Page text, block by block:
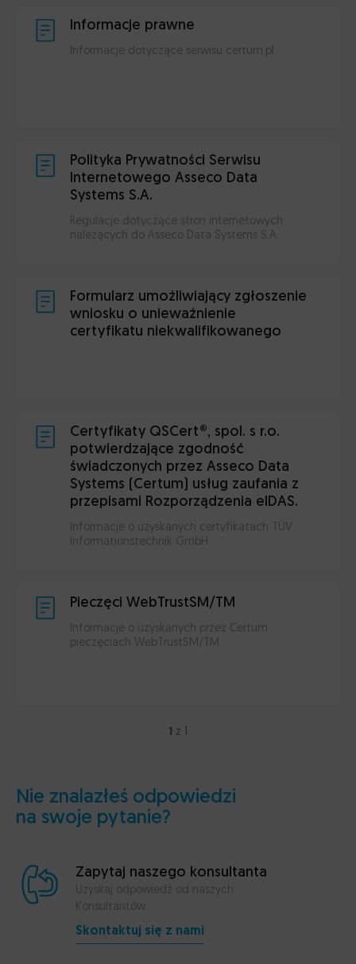
Informacje prawne
Informacje dotyczące serwisu certum.pl
Polityka Prywatności Serwisu
Internetowego Asseco Data
Systems S.A.
Regulacje dotyczące stron internetowych
należących do Asseco Data Systems S.A.
Formularz umożliwiający zgłoszenie
wniosku o unieważnienie
certyfikatu niekwalifikowanego
Certyfikaty QSCert®, spol. s r.o.
potwierdzające zgodność
świadczonych przez Asseco Data
Systems (Certum) usług zaufania z
przepisami Rozporządzenia eIDAS.
Informacje o uzyskanych certyfikatach TÜV
Informationstechnik GmbH
Pieczęci WebTrustSM/TM
Informacje o uzyskanych przez Certum
pieczęciach WebTrustSM/TM
1 z 1
Nie znalazłeś odpowiedzi
na swoje pytanie?
Zapytaj naszego konsultanta
Uzyskaj odpowiedź od naszych
Konsultantów
Skontaktuj się z nami